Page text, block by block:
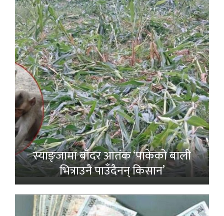
स्याङ्जामा बाँदर आतंक ‘पाकेको बाली
भित्राउनै पाउँदैनन् किसान’